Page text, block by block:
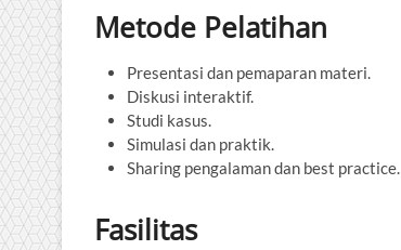
Metode Pelatihan
Presentasi dan pemaparan materi.
Diskusi interaktif.
Studi kasus.
Simulasi dan praktik.
Sharing pengalaman dan best practice.
Fasilitas